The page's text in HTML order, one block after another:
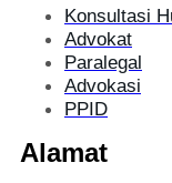
Konsultasi
Advokat
Paralegal
Advokasi
PPID
Alamat